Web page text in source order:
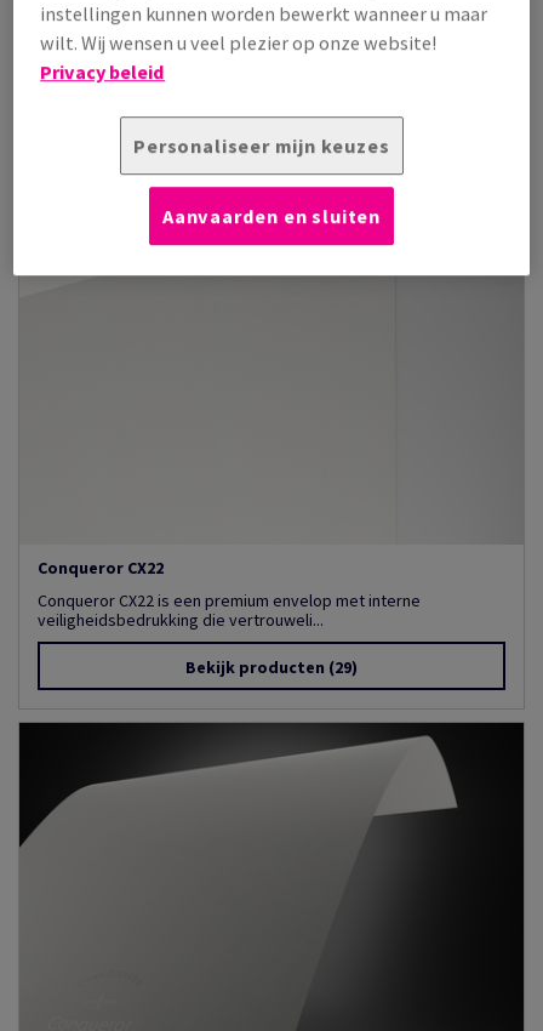
Conqueror CX22
Conqueror CX22 is een premium envelop met interne
veiligheidsbedrukking die vertrouweli...
Bekijk producten (29)
instellingen kunnen worden bewerkt wanneer u maar
wilt. Wij wensen u veel plezier op onze website!
Privacy beleid
Personaliseer mijn keuzes
Aanvaarden en sluiten